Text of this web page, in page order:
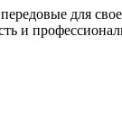
для
и